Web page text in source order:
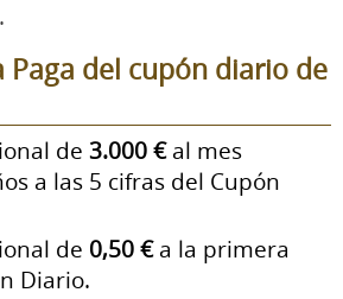
Paga del cupón diario de
de 3.000 €al mes
a las 5 cifras del Cupón
de 0,50 €a la primera
Diario.